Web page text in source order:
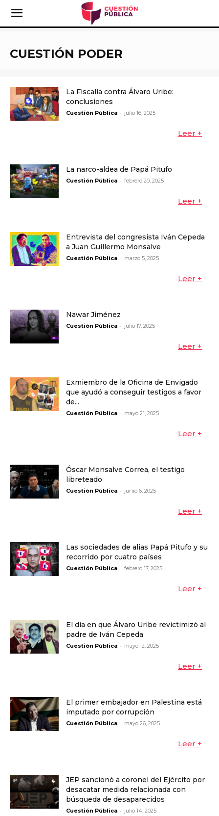
CUESTIÓN PODER
La Fiscalía contra Álvaro Uribe:
conclusiones
Cuestión Pública - julio 16, 2025
Leer +
La narco-aldea de Papá Pitufo
Cuestión Pública - febrero 20, 2025
Leer +
Entrevista del congresista Iván Cepeda
a Juan Guillermo Monsalve
Cuestión Pública - marzo 5, 2025
Leer +
Nawar Jiménez
Cuestión Pública - julio 17, 2025
Leer +
Exmiembro de la Oficina de Envigado
que ayudó a conseguir testigos a favor
de...
Cuestión Pública - mayo 21, 2025
Leer +
Óscar Monsalve Correa, el testigo
libreteado
Cuestión Pública - junio 6, 2025
Leer +
Las sociedades de alias Papá Pitufo y su
recorrido por cuatro países
Cuestión Pública - febrero 17, 2025
Leer +
El día en que Álvaro Uribe revictimizó al
padre de Iván Cepeda
Cuestión Pública - mayo 12, 2025
Leer +
El primer embajador en Palestina está
imputado por corrupción
Cuestión Pública - mayo 26, 2025
Leer +
JEP sancionó a coronel del Ejército por
desacatar medida relacionada con
búsqueda de desaparecidos
Cuestión Pública - julio 14, 2025